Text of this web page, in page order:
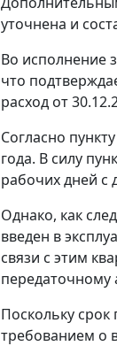
уточнена и
Во исполнение
что
расход от
Согласно
года. В силу
рабочих дней с
Однако, как
введен в
связи с этим
передаточному
Поскольку
требованием о